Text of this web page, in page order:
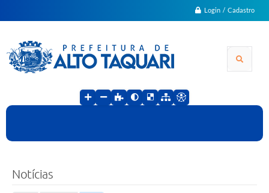
Login / Cadastro
Notícias